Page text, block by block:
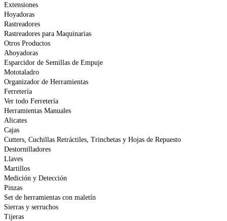
Extensiones
Hoyadoras
Rastreadores
Rastreadores para Maquinarias
Otros Productos
Ahoyadoras
Esparcidor de Semillas de Empuje
Mototaladro
Organizador de Herramientas
Ferretería
Ver todo Ferretería
Herramientas Manuales
Alicates
Cajas
Cutters, Cuchillas Retráctiles, Trinchetas y Hojas de Repuesto
Destornilladores
Llaves
Martillos
Medición y Detección
Pinzas
Set de herramientas con maletín
Sierras y serruchos
Tijeras